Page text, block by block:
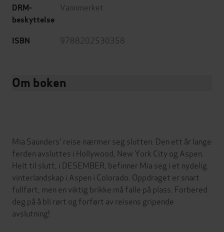
DRM-
beskyttelse
Vannmerket
ISBN 9788202530358
Om boken
Mia Saunders' reise nærmer seg slutten. Den ett år lange
ferden avsluttes i Hollywood, New York City og Aspen.
Helt til slutt, i DESEMBER, befinner Mia seg i et nydelig
vinterlandskap i Aspen i Colorado. Oppdraget er snart
fullført, men en viktig brikke må falle på plass. Forbered
deg på å bli rørt og forført av reisens gripende
avslutning!